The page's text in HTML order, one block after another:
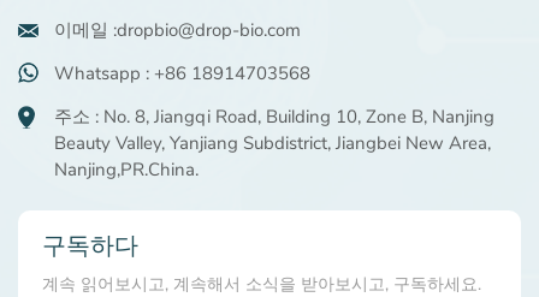
이메일 :dropbio@drop-bio.com
Whatsapp : +86 18914703568
주소 : No. 8, Jiangqi Road, Building 10, Zone B, Nanjing
Beauty Valley, Yanjiang Subdistrict, Jiangbei New Area,
Nanjing,PR.China.
구독하다
계속 읽어보시고, 계속해서 소식을 받아보시고, 구독하세요.